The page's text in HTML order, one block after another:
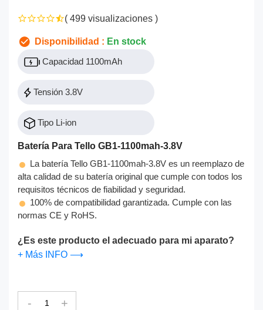
( 499 visualizaciones )
Disponibilidad : En stock
Capacidad 1100mAh
Tensión 3.8V
Tipo Li-ion
Batería Para Tello GB1-1100mah-3.8V
La batería Tello GB1-1100mah-3.8V es un reemplazo de
alta calidad de su batería original que cumple con todos los
requisitos técnicos de fiabilidad y seguridad.
100% de compatibilidad garantizada. Cumple con las
normas CE y RoHS.
¿Es este producto el adecuado para mi aparato?
+ Más INFO ⟶
- +